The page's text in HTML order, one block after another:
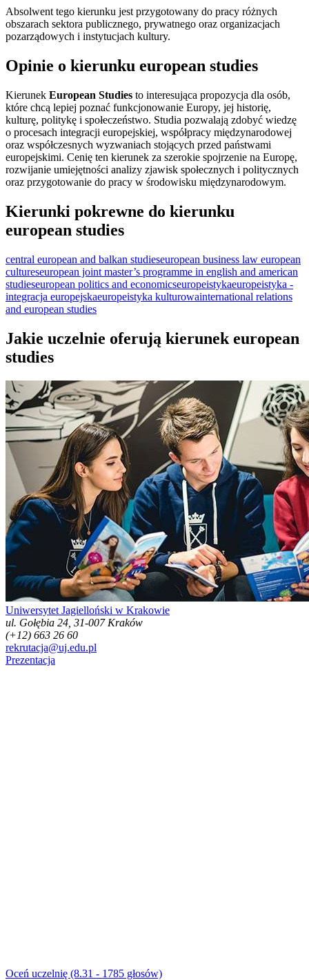
Absolwent tego kierunku jest przygotowany do pracy różnych
obszarach sektora publicznego, prywatnego oraz organizacjach
pozarządowych i instytucjach kultury.
Opinie o kierunku european studies
Kierunek European Studies to interesująca propozycja dla osób,
które chcą lepiej poznać funkcjonowanie Europy, jej historię,
kulturę, politykę i społeczeństwo. Studia pozwalają zdobyć wiedzę
o procesach integracji europejskiej, współpracy międzynarodowej
oraz współczesnych wyzwaniach stojących przed państwami
europejskimi. Cenię ten kierunek za szerokie spojrzenie na Europę,
rozwijanie umiejętności analizy zjawisk społecznych i politycznych
oraz przygotowanie do pracy w środowisku międzynarodowym.
Kierunki pokrewne do kierunku
european studies
central european and balkan studieseuropean business law european
cultureseuropean joint master’s programme in english and american
studieseuropean politics and economicseuropeistykaeuropeistyka -
integracja europejskaeuropeistyka kulturowainternational relations
and european studies
Jakie uczelnie oferują kierunek european
studies
Uniwersytet Jagielloński w Krakowie
ul. Gołębia 24, 31-007 Kraków
(+12) 663 26 60
rekrutacja@uj.edu.pl
Prezentacja
Oceń uczelnię (8.31 - 1785 głosów)